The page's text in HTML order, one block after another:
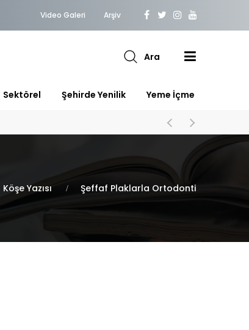
Video Galeri Arşiv
Ara
Sektörel Şehirde Yenilik Yeme İçme
Köşe Yazısı Şeffaf Plaklarla Ortodonti